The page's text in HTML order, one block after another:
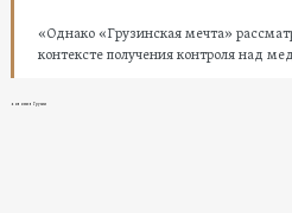
«Однако «Грузинская мечта»
контексте получения контроля над
новости в Грузии